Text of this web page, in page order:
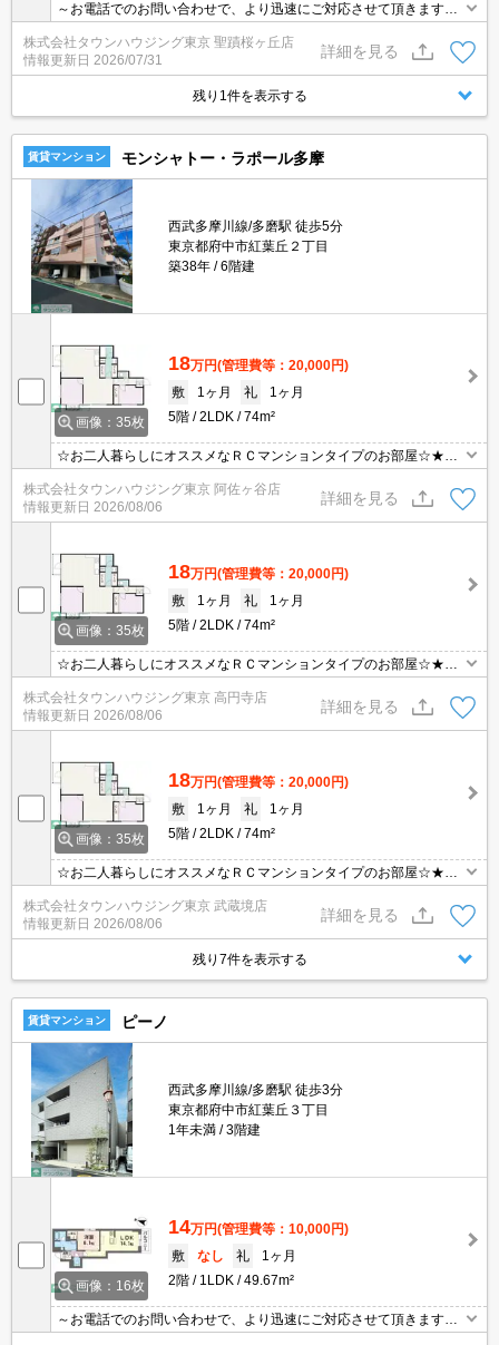
～お電話でのお問い合わせで、より迅速にご対応させて頂きます～
地域密着タウンハウジングまで～
株式会社タウンハウジング東京 聖蹟桜ヶ丘店
情報更新日 2026/07/31
詳細を見る
残り1件を表示する
賃貸マンション モンシャトー・ラポール多摩
西武多摩川線/多磨駅 徒歩5分
東京都府中市紅葉丘２丁目
築38年
6階建
画像：35枚
18万円(管理費等：20,000円)
敷
1ヶ月 礼
1ヶ月
5階
2LDK 74m²
☆お二人暮らしにオススメなＲＣマンションタイプのお部屋☆★周
辺は緑が豊かで落ち着いた環境です★
株式会社タウンハウジング東京 阿佐ヶ谷店
情報更新日 2026/08/06
詳細を見る
画像：35枚
18万円(管理費等：20,000円)
敷
1ヶ月 礼
1ヶ月
5階
2LDK 74m²
☆お二人暮らしにオススメなＲＣマンションタイプのお部屋☆★周
辺は緑が豊かで落ち着いた環境です★
株式会社タウンハウジング東京 高円寺店
情報更新日 2026/08/06
詳細を見る
画像：35枚
18万円(管理費等：20,000円)
敷
1ヶ月 礼
1ヶ月
5階
2LDK 74m²
☆お二人暮らしにオススメなＲＣマンションタイプのお部屋☆★周
辺は緑が豊かで落ち着いた環境です★
株式会社タウンハウジング東京 武蔵境店
情報更新日 2026/08/06
詳細を見る
残り7件を表示する
賃貸マンション ピーノ
西武多摩川線/多磨駅 徒歩3分
東京都府中市紅葉丘３丁目
1年未満
3階建
画像：16枚
14万円(管理費等：10,000円)
敷
なし 礼
1ヶ月
2階
1LDK 49.67m²
～お電話でのお問い合わせで、より迅速にご対応させて頂きます～
地域密着タウンハウジングまで～